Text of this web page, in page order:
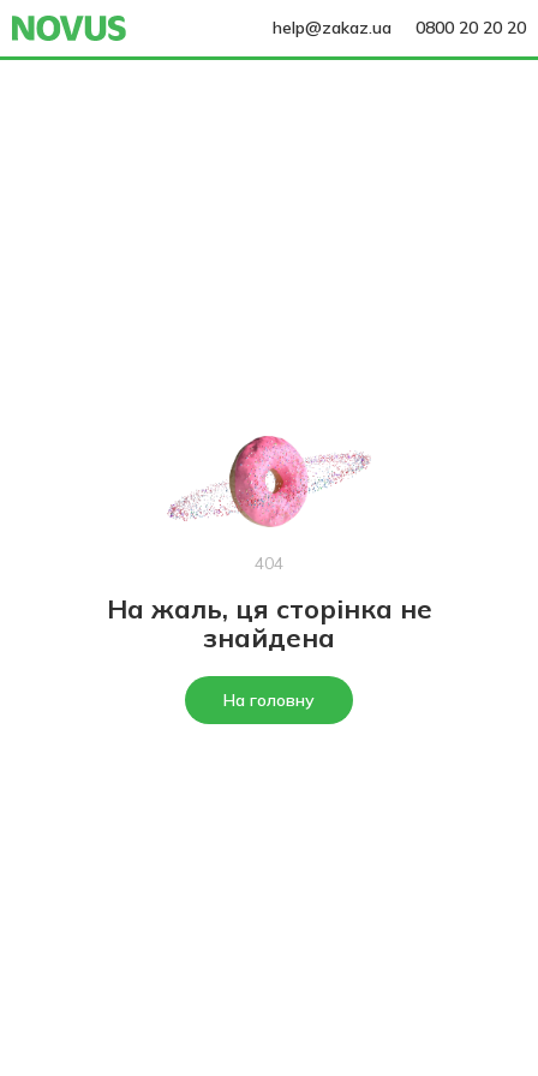
help@zakaz.ua 0800 20 20 20
404
На жаль, ця сторінка не
знайдена
На головну